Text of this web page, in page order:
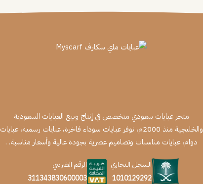
متجر عبايات سعودي متخصص في إنتاج وبيع العبايات السعودية
والخليجية منذ 2000م، نوفر عبايات سوداء فاخرة، عبايات رسمية، عبايات
دوام، عبايات مناسبات وتصاميم عصرية بجودة عالية وأسعار مناسبة. .
السجل التجاري
1010129292
الرقم الضريبي
311343830600003